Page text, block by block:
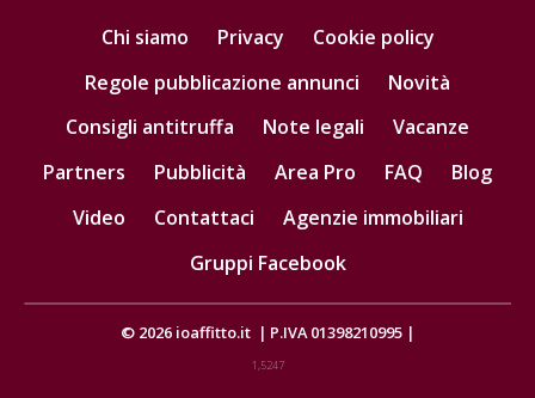
Chi siamo Privacy
Cookie policy
Regole pubblicazione annunci
Novità
Consigli antitruffa
Note legali
Vacanze
Partners
Pubblicità Area Pro FAQ
Blog
Video
Contattaci
Agenzie immobiliari
Gruppi Facebook
© 2026 ioaffitto.it | P.IVA 01398210995 |
1,5247